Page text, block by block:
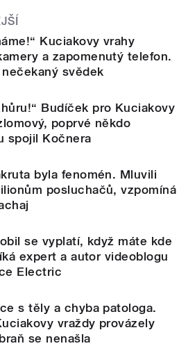
Kuciakovy vrahy
a zapomenutý telefon.
svědek
Budíček pro Kuciakovy
poprvé někdo
spojil Kočnera
byla fenomén. Mluvili
posluchačů, vzpomíná
se vyplatí, když máte kde
expert a autor videoblogu
Electric
s těly a chyba patologa.
vraždy provázely
se nenašla